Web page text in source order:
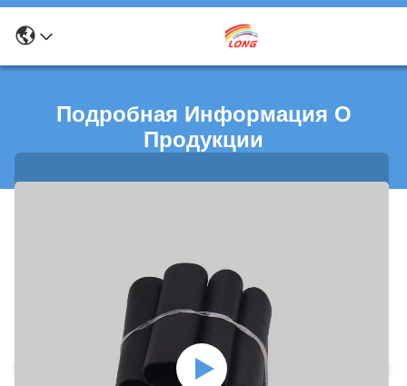
Подробная Информация О
Продукции